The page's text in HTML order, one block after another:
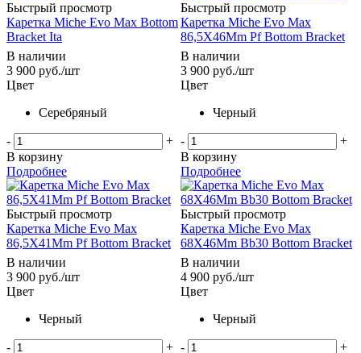
Быстрый просмотр
Каретка Miche Evo Max Bottom
Bracket Ita
В наличии
3 900 руб./шт
Цвет
Серебряный
-
+
В корзину
Подробнее
Быстрый просмотр
Каретка Miche Evo Max
86,5X46Mm Pf Bottom Bracket
В наличии
3 900 руб./шт
Цвет
Черный
-
+
В корзину
Подробнее
Быстрый просмотр
Каретка Miche Evo Max
86,5X41Mm Pf Bottom Bracket
В наличии
3 900 руб./шт
Цвет
Черный
- +
Быстрый просмотр
Каретка Miche Evo Max
68X46Mm Bb30 Bottom Bracket
В наличии
4 900 руб./шт
Цвет
Черный
- +